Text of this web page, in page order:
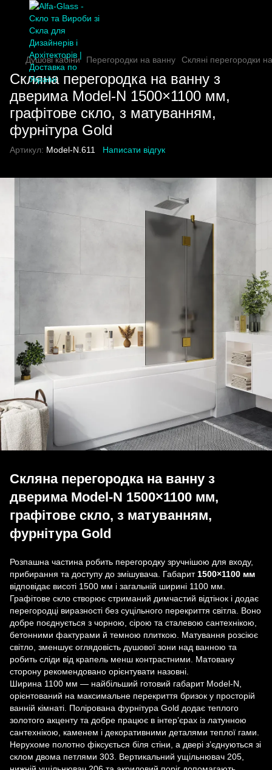
Душові кабіни Перегородки на ванну Скляні перегородки
Скляна перегородка на ванну з
дверима Model-N 1500×1100 мм,
графітове скло, з матуванням,
фурнітура Gold
Артикул: Model-N.611 Написати відгук
Скляна перегородка на ванну з
дверима Model-N 1500×1100 мм,
графітове скло, з матуванням,
фурнітура Gold
Розпашна частина робить перегородку зручнішою для входу,
прибирання та доступу до змішувача. Габарит 1500×1100 мм
відповідає висоті 1500 мм і загальній ширині 1100 мм.
Графітове скло створює стриманий димчастий відтінок і додає
перегородці виразності без суцільного перекриття світла. Воно
добре поєднується з чорною, сірою та сталевою сантехнікою,
бетонними фактурами й темною плиткою. Матування розсіює
світло, зменшує оглядовість душової зони над ванною та
робить сліди від крапель менш контрастними. Матовану
сторону рекомендовано орієнтувати назовні.
Ширина 1100 мм — найбільший готовий габарит Model-N,
орієнтований на максимальне перекриття бризок у просторій
ванній кімнаті. Полірована фурнітура Gold додає теплого
золотого акценту та добре працює в інтер’єрах із латунною
сантехнікою, каменем і декоративними деталями теплої гами.
Нерухоме полотно фіксується біля стіни, а двері з’єднуються зі
склом двома петлями 303. Вертикальний ущільнювач 205,